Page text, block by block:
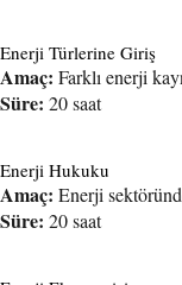
Enerji Türlerine Giriş
Amaç: Farklı enerji
Süre: 20 saat
Enerji Hukuku
Amaç: Enerji
Süre: 20 saat